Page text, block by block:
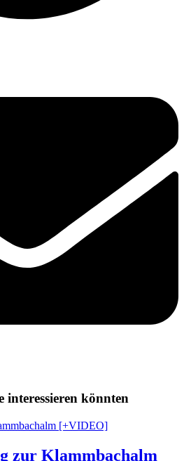
interessieren könnten
zur Klammbachalm